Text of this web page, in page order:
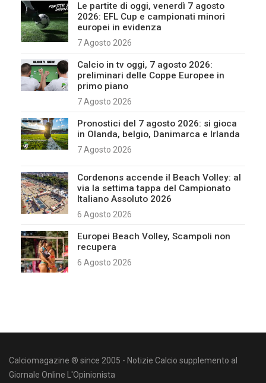
Le partite di oggi, venerdì 7 agosto
2026: EFL Cup e campionati minori
europei in evidenza
7 Agosto 2026
Calcio in tv oggi, 7 agosto 2026:
preliminari delle Coppe Europee in
primo piano
7 Agosto 2026
Pronostici del 7 agosto 2026: si gioca
in Olanda, belgio, Danimarca e Irlanda
7 Agosto 2026
Cordenons accende il Beach Volley: al
via la settima tappa del Campionato
Italiano Assoluto 2026
6 Agosto 2026
Europei Beach Volley, Scampoli non
recupera
6 Agosto 2026
Calciomagazine ® since 2005 - Notizie Calcio supplemento al
Giornale Online L'Opinionista